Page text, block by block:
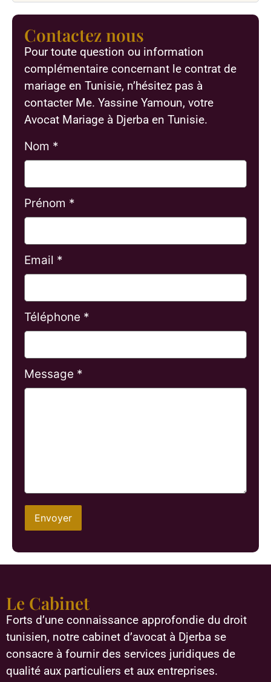
Contactez nous
Pour toute question ou information
complémentaire concernant le contrat de
mariage en Tunisie, n’hésitez pas à
contacter Me. Yassine Yamoun, votre
Avocat Mariage à Djerba en Tunisie.
Nom *
Prénom *
Email *
Téléphone *
Message *
Le Cabinet
Forts d’une connaissance approfondie du droit
tunisien, notre cabinet d’avocat à Djerba se
consacre à fournir des services juridiques de
qualité aux particuliers et aux entreprises.